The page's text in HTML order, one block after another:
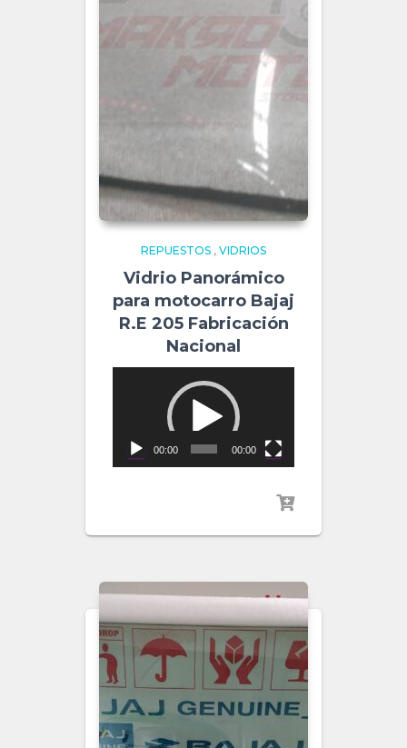
REPUESTOS , VIDRIOS
Vidrio Panorámico
para motocarro Bajaj
R.E 205 Fabricación
Nacional
Player
00:00 00:00